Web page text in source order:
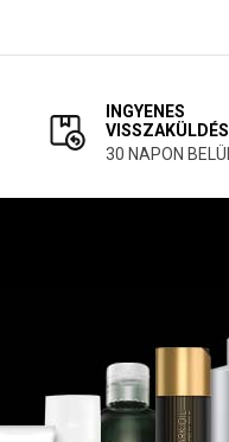
INGYENES
VISSZAKÜLDÉS
30 NAPON BELÜL